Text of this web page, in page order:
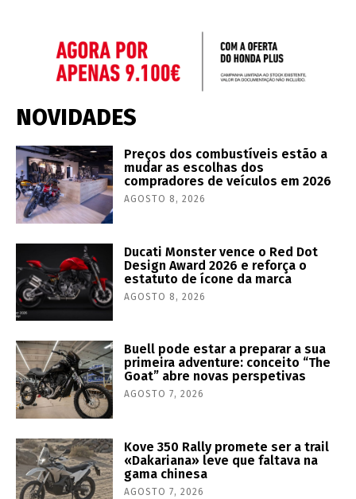
NOVIDADES
Preços dos combustíveis estão a
mudar as escolhas dos
compradores de veículos em 2026
AGOSTO 8, 2026
Ducati Monster vence o Red Dot
Design Award 2026 e reforça o
estatuto de ícone da marca
AGOSTO 8, 2026
Buell pode estar a preparar a sua
primeira adventure: conceito “The
Goat” abre novas perspetivas
AGOSTO 7, 2026
Kove 350 Rally promete ser a trail
«Dakariana» leve que faltava na
gama chinesa
AGOSTO 7, 2026